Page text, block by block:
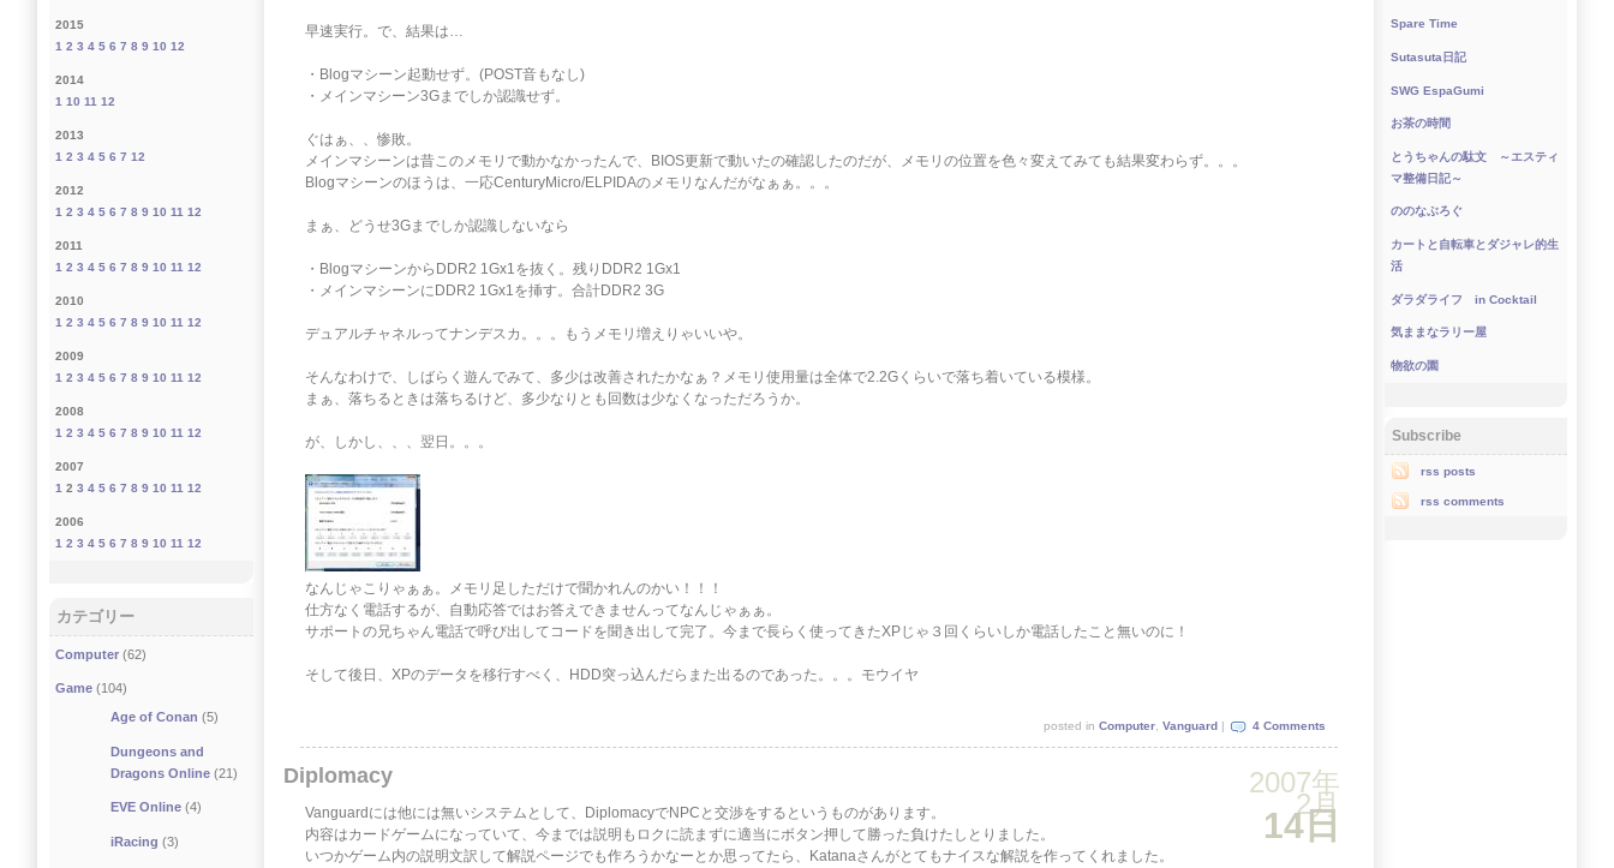
早速実行。で、結果は…
・Blogマシーン起動せず。(POST音もなし)
・メインマシーン3Gまでしか認識せず。
ぐはぁ、、惨敗。
メインマシーンは昔このメモリで動かなかったんで、BIOS更新で動いたの確認したのだが、メモリの位置を色々変えてみても結果変わらず。。。
Blogマシーンのほうは、一応CenturyMicro/ELPIDAのメモリなんだがなぁぁ。。。
まぁ、どうせ3Gまでしか認識しないなら
・BlogマシーンからDDR2 1Gx1を抜く。残りDDR2 1Gx1
・メインマシーンにDDR2 1Gx1を挿す。合計DDR2 3G
デュアルチャネルってナンデスカ。。。もうメモリ増えりゃいいや。
そんなわけで、しばらく遊んでみて、多少は改善されたかなぁ？メモリ使用量は全体で2.2Gくらいで落ち着いている模様。
まぁ、落ちるときは落ちるけど、多少なりとも回数は少なくなっただろうか。
が、しかし、、、翌日。。。
なんじゃこりゃぁぁ。メモリ足しただけで聞かれんのかい！！！
仕方なく電話するが、自動応答ではお答えできませんってなんじゃぁぁ。
サポートの兄ちゃん電話で呼び出してコードを聞き出して完了。今まで長らく使ってきたXPじゃ３回くらいしか電話したこと無いのに！
そして後日、XPのデータを移行すべく、HDD突っ込んだらまた出るのであった。。。モウイヤ
posted inComputer,Vanguard 4 Comments
2007年
2月
14日
Diplomacy
Vanguardには他には無いシステムとして、DiplomacyでNPCと交渉をするというものがあります。
内容はカードゲームになっていて、今までは説明もロクに読まずに適当にボタン押して勝った負けたしとりました。
いつかゲーム内の説明文訳して解説ページでも作ろうかなーとか思ってたら、Katanaさんがとてもナイスな解説を作ってくれました。
2015
1 2 3 4 5 6 7 8 9 10 12
2014
1 10 11 12
2013
1 2 3 4 5 6 7 12
2012
1 2 3 4 5 6 7 8 9 10 11 12
2011
1 2 3 4 5 6 7 8 9 10 11 12
2010
1 2 3 4 5 6 7 8 9 10 11 12
2009
1 2 3 4 5 6 7 8 9 10 11 12
2008
1 2 3 4 5 6 7 8 9 10 11 12
2007
1 2 3 4 5 6 7 8 9 10 11 12
2006
1 2 3 4 5 6 7 8 9 10 11 12
カテゴリー
Computer (62)
Game (104)
Age of Conan (5)
Dungeons and
Dragons Online(21)
EVE Online(4)
iRacing (3)
Spare Time
Sutasuta日記
SWG EspaGumi
お茶の時間
とうちゃんの駄文 ～エスティ
マ整備日記～
ののなぶろぐ
カートと自転車とダジャレ的生
活
ダラダライフ in Cocktail
気ままなラリー屋
物欲の園
Subscribe
rss posts
rss comments